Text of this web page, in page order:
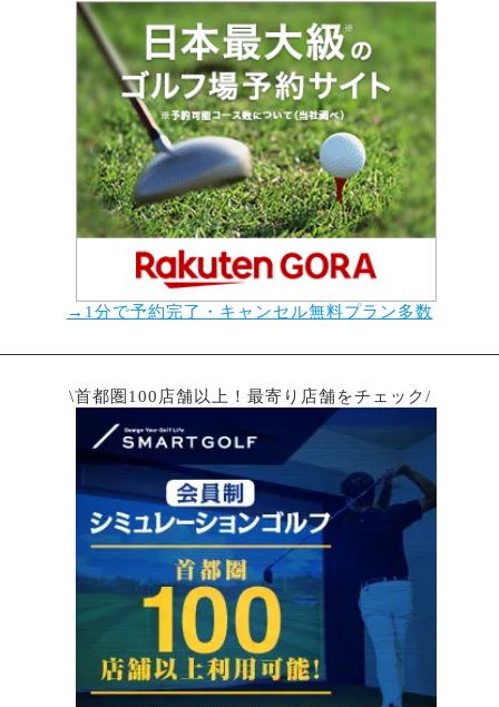
→1分で予約完了・キャンセル無料プラン多数
\首都圏100店舗以上！最寄り店舗をチェック/